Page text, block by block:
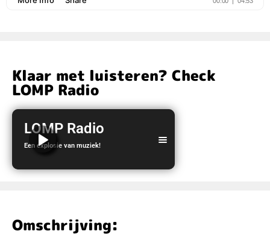
Klaar met luisteren? Check
LOMP Radio
LOMP Radio
Een explosie van muziek!
Omschrijving: